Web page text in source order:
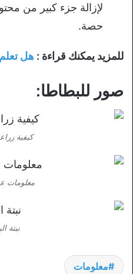
لإزالة جزء كبير من
حصة.
للمزيد يمكنك قراءة : هل
صور للبطاطا:
كيفية
معلومات
نبتة
معلومات